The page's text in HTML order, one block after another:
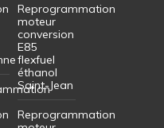
Reprogrammation
moteur
conversion
E85
flexfuel
éthanol
Saint-Jean
Reprogrammation